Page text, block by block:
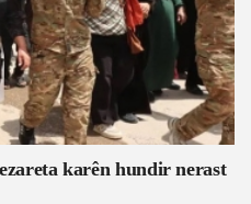
karên hundir nerast